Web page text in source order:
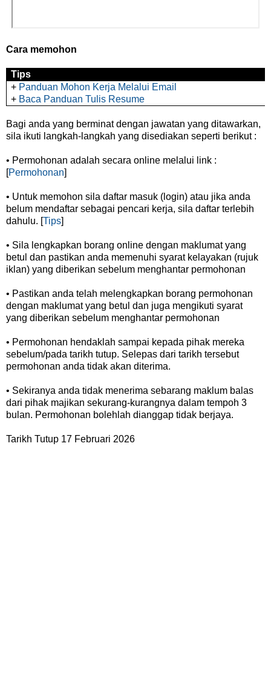
Cara memohon
Tips
+ Panduan Mohon Kerja Melalui Email
+ Baca Panduan Tulis Resume
Bagi anda yang berminat dengan jawatan yang ditawarkan,
sila ikuti langkah-langkah yang disediakan seperti berikut :
• Permohonan adalah secara online melalui link :
[Permohonan]
• Untuk memohon sila daftar masuk (login) atau jika anda
belum mendaftar sebagai pencari kerja, sila daftar terlebih
dahulu. [Tips]
• Sila lengkapkan borang online dengan maklumat yang
betul dan pastikan anda memenuhi syarat kelayakan (rujuk
iklan) yang diberikan sebelum menghantar permohonan
• Pastikan anda telah melengkapkan borang permohonan
dengan maklumat yang betul dan juga mengikuti syarat
yang diberikan sebelum menghantar permohonan
• Permohonan hendaklah sampai kepada pihak mereka
sebelum/pada tarikh tutup. Selepas dari tarikh tersebut
permohonan anda tidak akan diterima.
• Sekiranya anda tidak menerima sebarang maklum balas
dari pihak majikan sekurang-kurangnya dalam tempoh 3
bulan. Permohonan bolehlah dianggap tidak berjaya.
Tarikh Tutup 17 Februari 2026